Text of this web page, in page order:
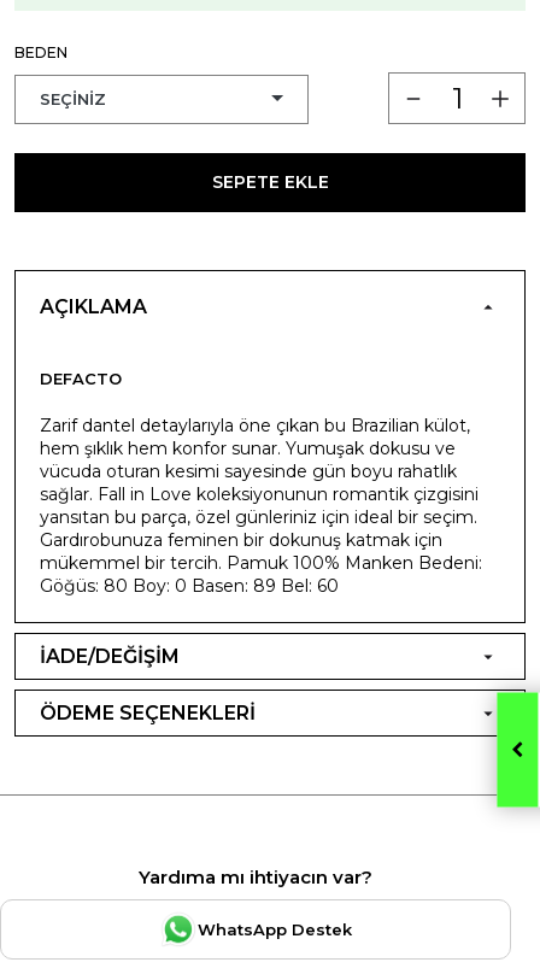
BEDEN
SEPETE EKLE
AÇIKLAMA
DEFACTO
Zarif dantel detaylarıyla öne çıkan bu Brazilian külot,
hem şıklık hem konfor sunar. Yumuşak dokusu ve
vücuda oturan kesimi sayesinde gün boyu rahatlık
sağlar. Fall in Love koleksiyonunun romantik çizgisini
yansıtan bu parça, özel günleriniz için ideal bir seçim.
Gardırobunuza feminen bir dokunuş katmak için
mükemmel bir tercih. Pamuk 100% Manken Bedeni:
Göğüs: 80 Boy: 0 Basen: 89 Bel: 60
İADE/DEĞİŞİM
ÖDEME SEÇENEKLERİ
Yardıma mı ihtiyacın var?
WhatsApp Destek